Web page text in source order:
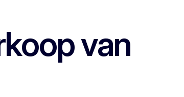
van